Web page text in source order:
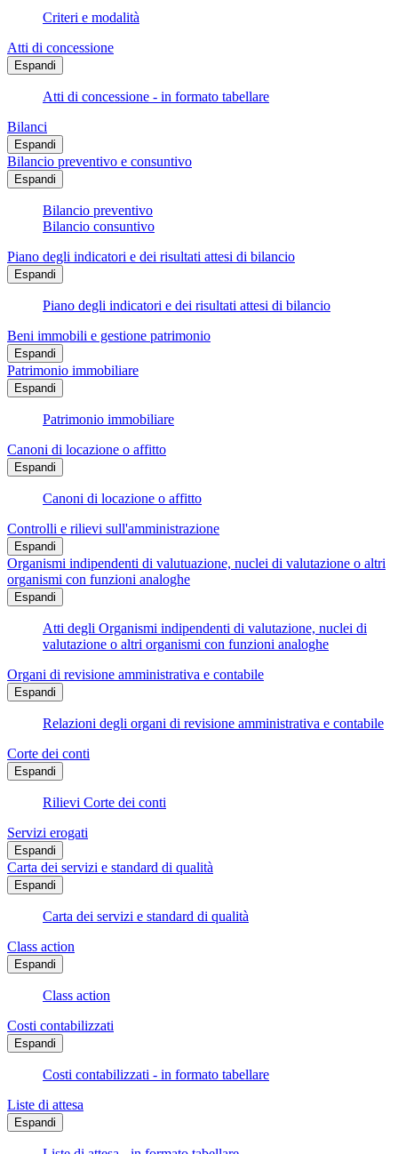
Criteri e modalità
Atti di concessione
Espandi
Atti di concessione - in formato tabellare
Bilanci
Espandi
Bilancio preventivo e consuntivo
Espandi
Bilancio preventivo
Bilancio consuntivo
Piano degli indicatori e dei risultati attesi di bilancio
Espandi
Piano degli indicatori e dei risultati attesi di bilancio
Beni immobili e gestione patrimonio
Espandi
Patrimonio immobiliare
Espandi
Patrimonio immobiliare
Canoni di locazione o affitto
Espandi
Canoni di locazione o affitto
Controlli e rilievi sull'amministrazione
Espandi
Organismi indipendenti di valutuazione, nuclei di valutazione o altri
organismi con funzioni analoghe
Espandi
Atti degli Organismi indipendenti di valutazione, nuclei di
valutazione o altri organismi con funzioni analoghe
Organi di revisione amministrativa e contabile
Espandi
Relazioni degli organi di revisione amministrativa e contabile
Corte dei conti
Espandi
Rilievi Corte dei conti
Servizi erogati
Espandi
Carta dei servizi e standard di qualità
Espandi
Carta dei servizi e standard di qualità
Class action
Espandi
Class action
Costi contabilizzati
Espandi
Costi contabilizzati - in formato tabellare
Liste di attesa
Espandi